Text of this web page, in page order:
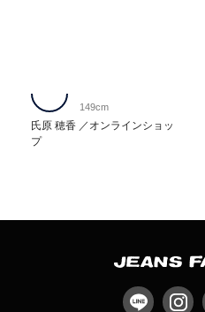
氏原 穂香
オンラインショッ
プ
149cm